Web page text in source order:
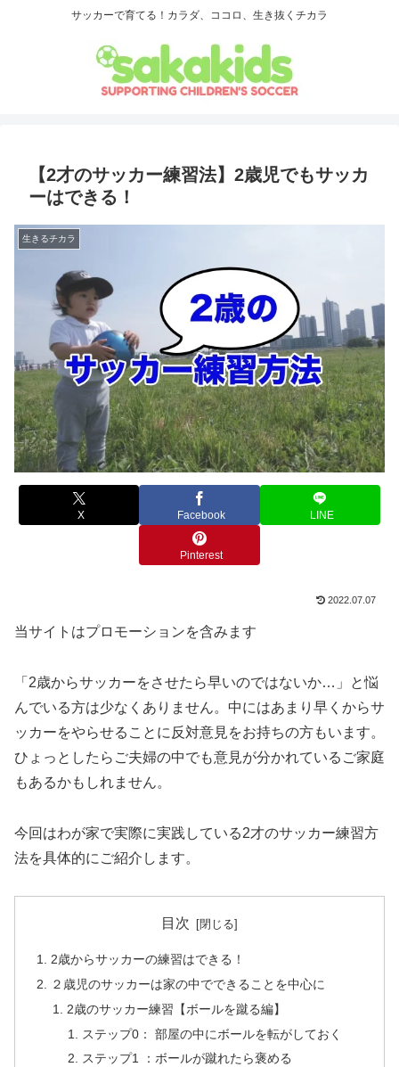
サッカーで育てる！カラダ、ココロ、生き抜くチカラ
【2才のサッカー練習法】2歳児でもサッカ
ーはできる！
生きるチカラ
X Facebook LINE
Pinterest
2022.07.07
当サイトはプロモーションを含みます
「2歳からサッカーをさせたら早いのではないか…」と悩
んでいる方は少なくありません。中にはあまり早くからサ
ッカーをやらせることに反対意見をお持ちの方もいます。
ひょっとしたらご夫婦の中でも意見が分かれているご家庭
もあるかもしれません。
今回はわが家で実際に実践している2才のサッカー練習方
法を具体的にご紹介します。
目次
2歳からサッカーの練習はできる！
２歳児のサッカーは家の中でできることを中心に
2歳のサッカー練習【ボールを蹴る編】
ステップ0： 部屋の中にボールを転がしておく
ステップ1 ：ボールが蹴れたら褒める